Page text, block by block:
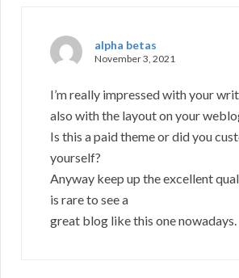
alpha betas
November 3, 2021
I’m really impressed with your
also with the layout on your
Is this a paid theme or did you
yourself?
Anyway keep up the excellent
is rare to see a
great blog like this one nowadays.